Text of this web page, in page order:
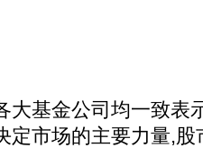
基金公司均一致表
定市场的主要力量,